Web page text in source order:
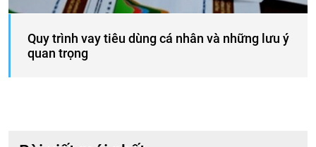
Quy trình vay tiêu dùng cá nhân và những lưu ý
quan trọng